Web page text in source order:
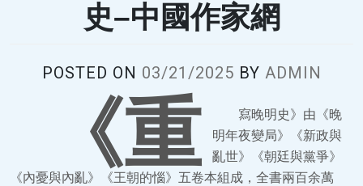
史–中國作家網
POSTED ON 03/21/2025 BY ADMIN
《重
寫晚明史》由《晚
明年夜變局》《新政與
亂世》《朝廷與黨爭》
《內憂與內亂》《王朝的惱》五卷本組成，全書兩百余萬